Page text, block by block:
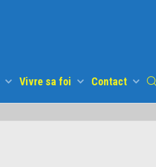
Vivre sa foi Contact